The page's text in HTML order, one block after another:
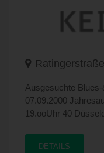
Ausgesuchte
07.09.2000
19.ooUhr 40
DETAILS